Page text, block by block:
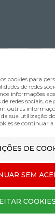
Ergobaby
reservados
cookies para
de redes
informações
redes sociais,
outras
sua utilização
se continuar
DE
SEM
COOKIES